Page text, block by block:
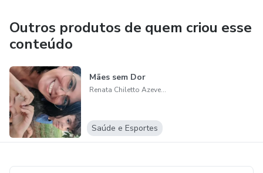
Outros produtos de quem criou esse
conteúdo
Mães sem Dor
Renata Chiletto Azevedo
Saúde e Esportes